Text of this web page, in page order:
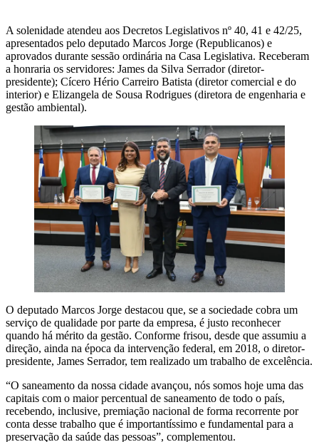
A solenidade atendeu aos Decretos Legislativos nº 40, 41 e 42/25,
apresentados pelo deputado Marcos Jorge (Republicanos) e
aprovados durante sessão ordinária na Casa Legislativa. Receberam
a honraria os servidores: James da Silva Serrador (diretor-
presidente); Cícero Hério Carreiro Batista (diretor comercial e do
interior) e Elizangela de Sousa Rodrigues (diretora de engenharia e
gestão ambiental).
O deputado Marcos Jorge destacou que, se a sociedade cobra um
serviço de qualidade por parte da empresa, é justo reconhecer
quando há mérito da gestão. Conforme frisou, desde que assumiu a
direção, ainda na época da intervenção federal, em 2018, o diretor-
presidente, James Serrador, tem realizado um trabalho de excelência.
“O saneamento da nossa cidade avançou, nós somos hoje uma das
capitais com o maior percentual de saneamento de todo o país,
recebendo, inclusive, premiação nacional de forma recorrente por
conta desse trabalho que é importantíssimo e fundamental para a
preservação da saúde das pessoas”, complementou.